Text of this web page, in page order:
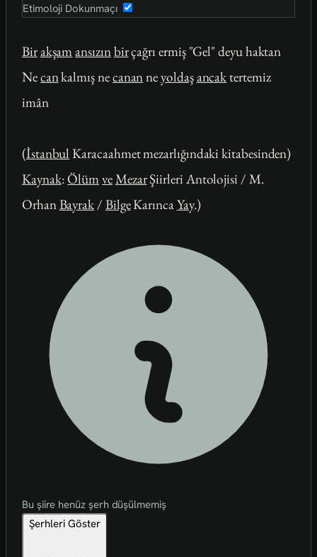
Etimoloji Dokunmaçı
Birakşamansızınbirçağrı ermiş "Gel" deyu haktan
Necankalmış necananneyoldaşancak tertemiz
imân
(İstanbul Karacaahmet mezarlığındaki kitabesinden)
Kaynak: ÖlümveMezarŞiirleri Antolojisi / M.
OrhanBayrak / BilgeKarıncaYay.)
Bu şiire henüz şerh düşülmemiş
Şerhleri Göster